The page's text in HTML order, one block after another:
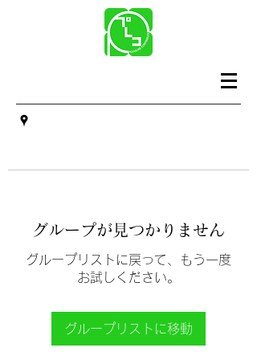
グループが見つかりません
グループリストに戻って、もう一度
お試しください。
グループリストに移動